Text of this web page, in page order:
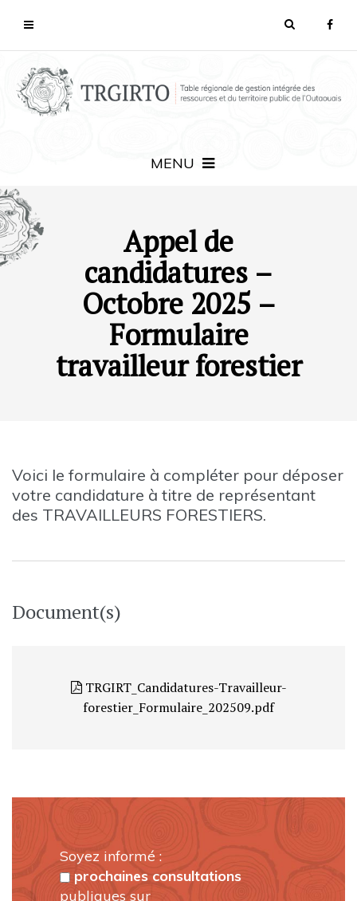
MENU
Appel de
candidatures –
Octobre 2025 –
Formulaire
travailleur forestier
Voici le formulaire à compléter pour déposer
votre candidature à titre de représentant
des TRAVAILLEURS FORESTIERS.
Document(s)
TRGIRT_Candidatures-Travailleur-
forestier_Formulaire_202509.pdf
Soyez informé :
prochaines consultations
publiques sur